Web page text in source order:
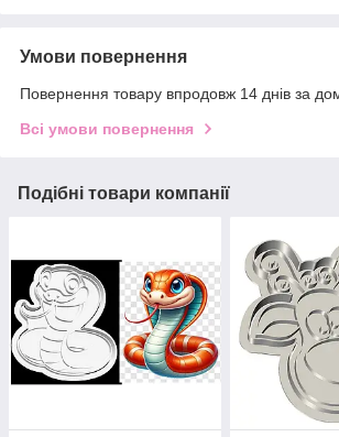
Умови повернення
Повернення товару впродовж 14 днів за
Всі умови повернення
Подібні товари компанії